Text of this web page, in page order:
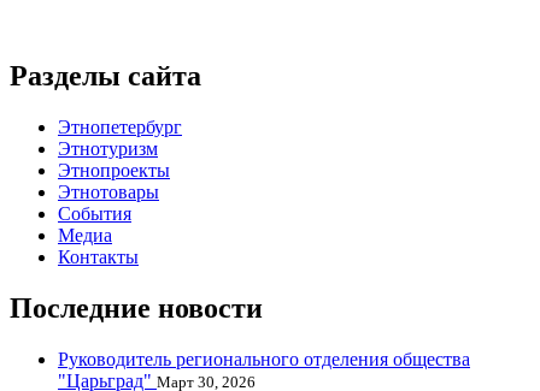
Разделы сайта
Этнопетербург
Этнотуризм
Этнопроекты
Этнотовары
События
Медиа
Контакты
Последние новости
Руководитель регионального отделения общества
"Царьград" Март 30, 2026